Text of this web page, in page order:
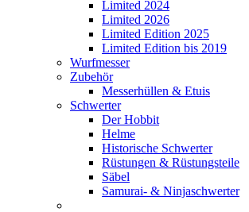
Limited 2024
Limited 2026
Limited Edition 2025
Limited Edition bis 2019
Wurfmesser
Zubehör
Messerhüllen & Etuis
Schwerter
Der Hobbit
Helme
Historische Schwerter
Rüstungen & Rüstungsteile
Säbel
Samurai- & Ninjaschwerter